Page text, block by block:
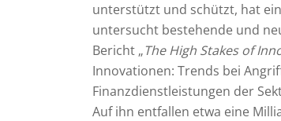
unterstützt und schützt, hat
untersucht bestehende und
Bericht „The High Stakes of
Innovationen: Trends bei
Finanzdienstleistungen der
Auf ihn entfallen etwa eine